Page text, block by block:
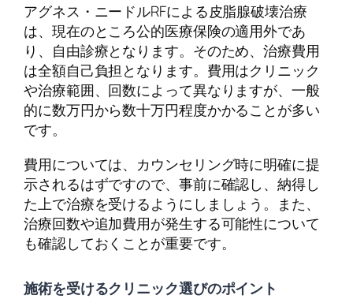
アグネス・ニードルRFによる皮脂腺破壊治療
は、現在のところ公的医療保険の適用外であ
り、自由診療となります。そのため、治療費用
は全額自己負担となります。費用はクリニック
や治療範囲、回数によって異なりますが、一般
的に数万円から数十万円程度かかることが多い
です。
費用については、カウンセリング時に明確に提
示されるはずですので、事前に確認し、納得し
た上で治療を受けるようにしましょう。また、
治療回数や追加費用が発生する可能性について
も確認しておくことが重要です。
施術を受けるクリニック選びのポイント